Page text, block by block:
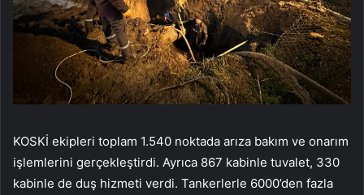
KOSKİ ekipleri toplam 1.540 noktada arıza bakım ve onarım
işlemlerini gerçekleştirdi. Ayrıca 867 kabinle tuvalet, 330
kabinle de duş hizmeti verdi. Tankerlerle 6000’den fazla